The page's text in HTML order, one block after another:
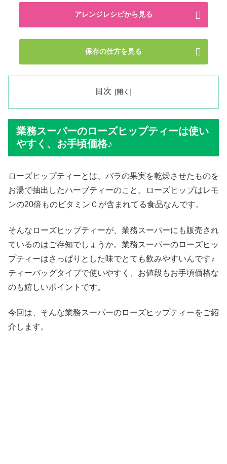
アレンジレシピから見る
保存の仕方を見る
目次
業務スーパーのローズヒップティーは使い
やすく、お手頃価格♪
ローズヒップティーとは、バラの果実を乾燥させたものを
お湯で抽出したハーブティーのこと。ローズヒップはレモ
ンの20倍ものビタミンＣが含まれてる食品なんです。
そんなローズヒップティーが、業務スーパーにも販売され
ているのはご存知でしょうか。業務スーパーのローズヒッ
プティーはさっぱりとした味でとても飲みやすいんです♪
ティーバッグタイプで使いやすく、お値段もお手頃価格な
のも嬉しいポイントです。
今回は、そんな業務スーパーのローズヒップティーをご紹
介します。